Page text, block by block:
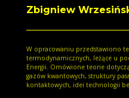
Zbigniew
W opracowaniu przedstawiono
termodynamicznych, leżące u
Energii. Omówione teorie
gazów kwantowych, struktury
kontaktowych, idei technologii